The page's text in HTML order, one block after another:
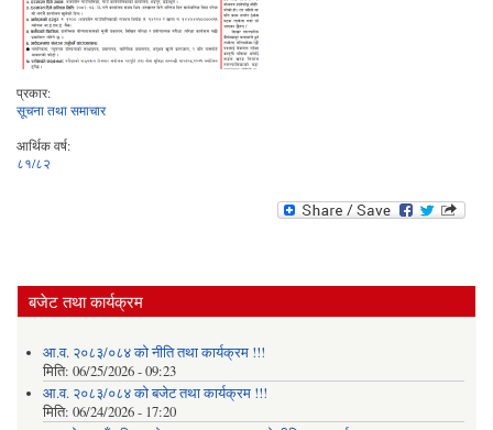
प्रकार:
सूचना तथा समाचार
आर्थिक वर्ष:
८१/८२
बजेट तथा कार्यक्रम
आ.व. २०८३/०८४ को नीति तथा कार्यक्रम !!!
मिति: 06/25/2026 - 09:23
आ.व. २०८३/०८४ को बजेट तथा कार्यक्रम !!!
मिति: 06/24/2026 - 17:20